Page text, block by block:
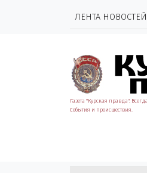
ЛЕНТА НОВОСТЕЙ
Газета "Курская правда".
События и происшествия.